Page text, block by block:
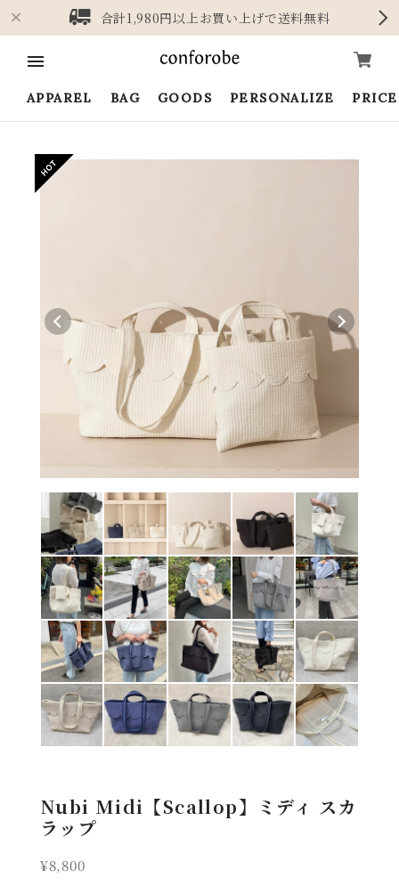
合計1,980円以上お買い上げで送料無料
APPAREL BAG GOODS PERSONALIZE
Nubi Midi【Scallop】ミディ スカ
ラップ
¥8,800